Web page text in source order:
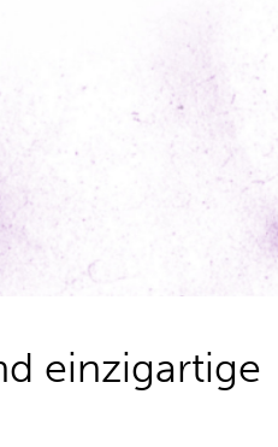
einzigartige